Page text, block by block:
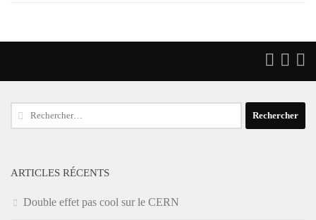
Rechercher :
ARTICLES RÉCENTS
Double effet pas cool sur le CERN